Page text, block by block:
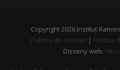
Copyright 2026 Institut
Política de cookies | Política
Disseny web: